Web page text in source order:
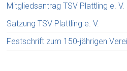
Mitgliedsantrag TSV Plattling e. V.
Satzung TSV Plattling e. V.
Festschrift zum 150-jährigen